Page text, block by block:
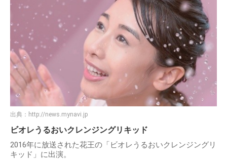
出典： http://news.mynavi.jp
ビオレうるおいクレンジングリキッド
2016年に放送された花王の「ビオレうるおいクレンジングリ
キッド」に出演。